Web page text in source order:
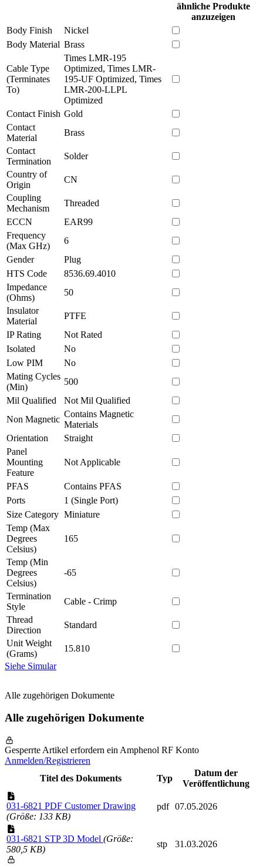
ähnliche Produkte
anzuzeigen
Body Finish
Nickel
Body Material Brass
Cable Type
(Terminates
To)
Times LMR-195
Optimized, Times LMR-
195-UF Optimized, Times
LMR-200-LLPL
Optimized
Contact Finish Gold
Contact
Material
Brass
Contact
Termination
Solder
Country of
Origin
CN
Coupling
Mechanism
Threaded
ECCN
EAR99
Frequency
(Max GHz)
6
Gender
Plug
HTS Code
8536.69.4010
Impedance
(Ohms)
50
Insulator
Material
PTFE
IP Rating
Not Rated
Isolated
No
Low PIM
No
Mating Cycles
(Min)
500
Mil Qualified
Not Mil Qualified
Non Magnetic
Contains Magnetic
Materials
Orientation
Straight
Panel
Mounting
Feature
Not Applicable
PFAS
Contains PFAS
Ports
1 (Single Port)
Size Category Miniature
Temp (Max
Degrees
Celsius)
165
Temp (Min
Degrees
Celsius)
-65
Termination
Style
Cable - Crimp
Thread
Direction
Standard
Unit Weight
(Grams)
15.810
Siehe Simular
Alle zugehörigen Dokumente
Alle zugehörigen Dokumente
Gesperrte Artikel erfordern ein Amphenol RF Konto
Anmelden/Registrieren
Titel des Dokuments
Typ
Datum der
Veröffentlichung
031-6821 PDF Customer Drawing
(Größe: 133 KB)
pdf 07.05.2026
031-6821 STP 3D Model (Größe:
580,5 KB)
stp 31.03.2026